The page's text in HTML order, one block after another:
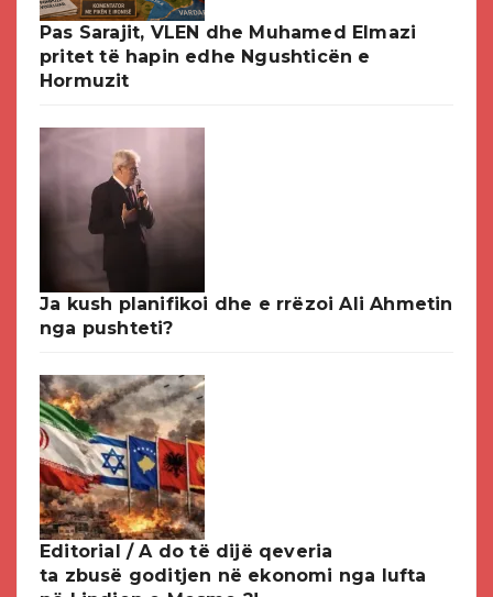
Pas Sarajit, VLEN dhe Muhamed Elmazi
pritet të hapin edhe Ngushticën e
Hormuzit
Ja kush planifikoi dhe e rrëzoi Ali Ahmetin
nga pushteti?
Editorial / A do të dijë qeveria
ta zbusë goditjen në ekonomi nga lufta